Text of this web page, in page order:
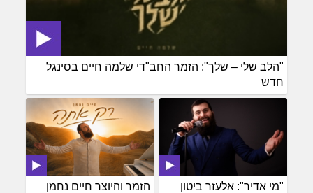
"הלב שלי – שלך": הזמר החב"די שלמה חיים בסינגל
חדש
הזמר והיוצר חיים נחמן
"מי אדיר": אלעזר ביטון